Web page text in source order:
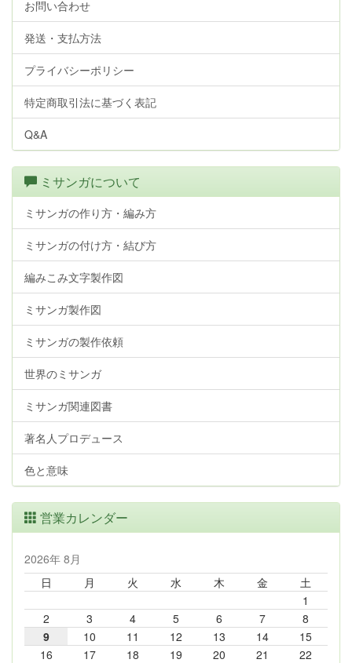
お問い合わせ
発送・支払方法
プライバシーポリシー
特定商取引法に基づく表記
Q&A
ミサンガについて
ミサンガの作り方・編み方
ミサンガの付け方・結び方
編みこみ文字製作図
ミサンガ製作図
ミサンガの製作依頼
世界のミサンガ
ミサンガ関連図書
著名人プロデュース
色と意味
営業カレンダー
2026年 8月
日
月 火 水 木 金
土
1
2
3 4 5 6 7
8
9
10 11 12 13 14
15
16
17 18 19 20 21 22